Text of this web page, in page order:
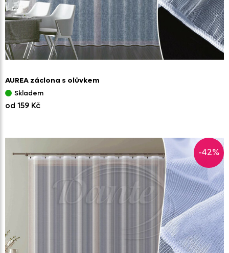
AUREA záclona s olůvkem
Skladem
od 159 Kč
-42%